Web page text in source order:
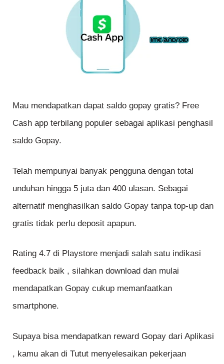
Mau mendapatkan dapat saldo gopay gratis? Free
Cash app terbilang populer sebagai aplikasi penghasil
saldo Gopay.
Telah mempunyai banyak pengguna dengan total
unduhan hingga 5 juta dan 400 ulasan. Sebagai
alternatif menghasilkan saldo Gopay tanpa top-up dan
gratis tidak perlu deposit apapun.
Rating 4.7 di Playstore menjadi salah satu indikasi
feedback baik , silahkan download dan mulai
mendapatkan Gopay cukup memanfaatkan
smartphone.
Supaya bisa mendapatkan reward Gopay dari Aplikasi
, kamu akan di Tutut menyelesaikan pekerjaan